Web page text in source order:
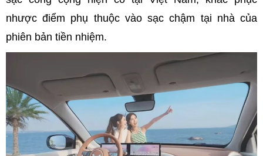
nhược điểm phụ thuộc vào sạc chậm tại nhà của
phiên bản tiền nhiệm.